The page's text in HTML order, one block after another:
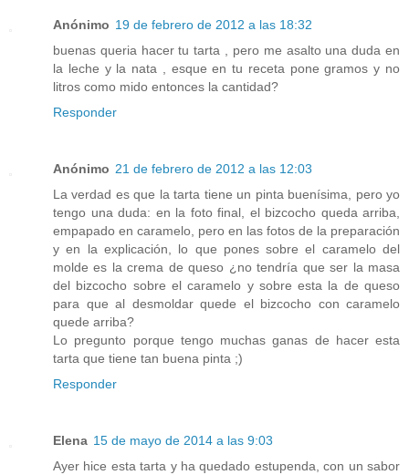
Anónimo 19 de febrero de 2012 a las 18:32
buenas queria hacer tu tarta , pero me asalto una duda en
la leche y la nata , esque en tu receta pone gramos y no
litros como mido entonces la cantidad?
Responder
Anónimo 21 de febrero de 2012 a las 12:03
La verdad es que la tarta tiene un pinta buenísima, pero yo
tengo una duda: en la foto final, el bizcocho queda arriba,
empapado en caramelo, pero en las fotos de la preparación
y en la explicación, lo que pones sobre el caramelo del
molde es la crema de queso ¿no tendría que ser la masa
del bizcocho sobre el caramelo y sobre esta la de queso
para que al desmoldar quede el bizcocho con caramelo
quede arriba?
Lo pregunto porque tengo muchas ganas de hacer esta
tarta que tiene tan buena pinta ;)
Responder
Elena 15 de mayo de 2014 a las 9:03
Ayer hice esta tarta y ha quedado estupenda, con un sabor